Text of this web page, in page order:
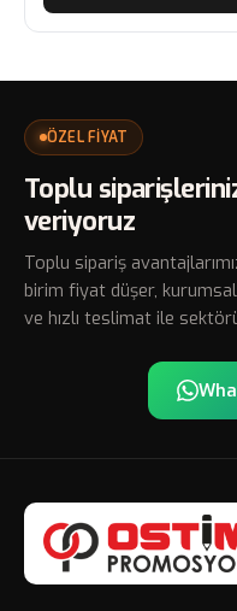
ÖZEL FİYAT
Toplu
veriyoruz
Toplu sipariş
birim fiyat düşer,
ve hızlı teslimat ile